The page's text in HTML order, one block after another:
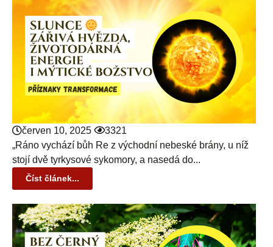
červen 10, 2025
3321
„Ráno vychází bůh Re z východní nebeské brány, u níž
stojí dvě tyrkysové sykomory, a nasedá do...
Číst článek...